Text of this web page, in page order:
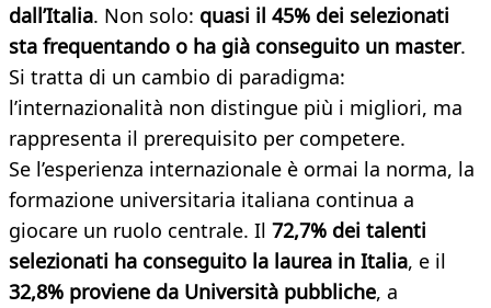
dall’Italia. Non solo: quasi il 45% dei selezionati
sta frequentando o ha già conseguito un master.
Si tratta di un cambio di paradigma:
l’internazionalità non distingue più i migliori, ma
rappresenta il prerequisito per competere.
Se l’esperienza internazionale è ormai la norma, la
formazione universitaria italiana continua a
giocare un ruolo centrale. Il 72,7% dei talenti
selezionati ha conseguito la laurea in Italia, e il
32,8% proviene da Università pubbliche, a